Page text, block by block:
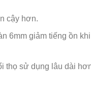
cậy hơn.
6mm giảm tiếng ồn khi
thọ sử dụng lâu dài